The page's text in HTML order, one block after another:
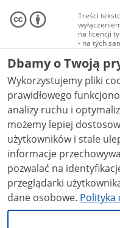
Treści
na licencji
- na tych
Materiały
audio i
Creative
NC-ND
Dbamy o Twoją
Wykorzystujemy pliki
prawidłowego
analizy ruchu i optymalizacji
możemy lepiej
użytkowników i stale ulepszać
informacje
pozwalać na
przeglądarki
dane osobowe. Polityka